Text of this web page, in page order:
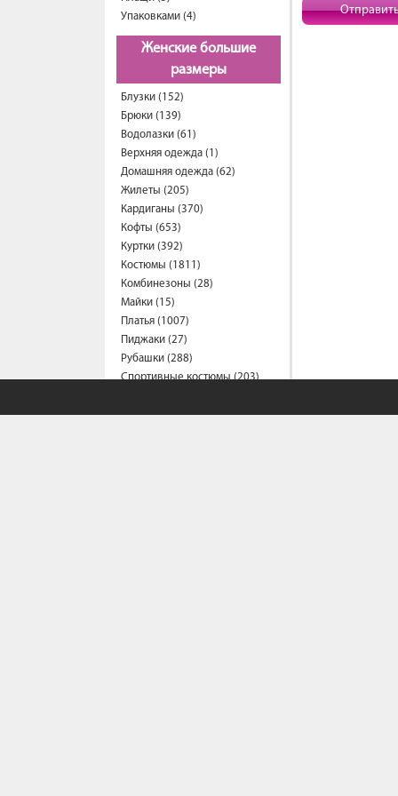
Упаковками (4)
Женские большие
размеры
Блузки (152)
Брюки (139)
Водолазки (61)
Верхняя одежда (1)
Домашняя одежда (62)
Жилеты (205)
Кардиганы (370)
Кофты (653)
Куртки (392)
Костюмы (1811)
Комбинезоны (28)
Майки (15)
Платья (1007)
Пиджаки (27)
Рубашки (288)
Спортивные костюмы (203)
Туники (192)